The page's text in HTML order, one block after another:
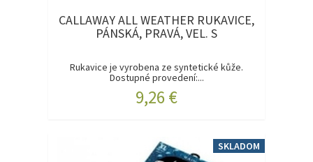
CALLAWAY ALL WEATHER RUKAVICE,
PÁNSKÁ, PRAVÁ, VEL. S
Rukavice je vyrobena ze syntetické kůže.
Dostupné provedení:...
9,26 €
SKLADOM